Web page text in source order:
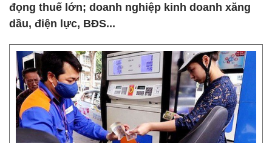
đọng thuế lớn; doanh nghiệp kinh doanh xăng
dầu, điện lực, BĐS...